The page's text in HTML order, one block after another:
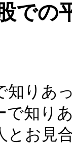
での
知りあ
で知り
とお見